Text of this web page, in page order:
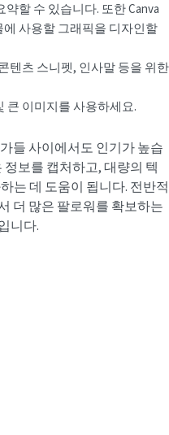
할 수 있습니다. 또한 Canva
사용할 그래픽을 디자인할
텐츠 스니펫, 인사말 등을 위한
큰 이미지를 사용하세요.
들 사이에서도 인기가 높습
보를 캡처하고, 대량의 텍
는 데 도움이 됩니다. 전반적
더 많은 팔로워를 확보하는
니다.